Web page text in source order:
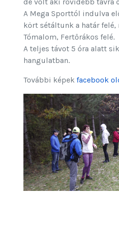
de volt aki rövidebb távra
A Mega Sporttól indulva
kört sétáltunk a határ felé,
Tómalom, Fertőrákos felé.
A teljes távot 5 óra alatt
hangulatban.
További képek facebook